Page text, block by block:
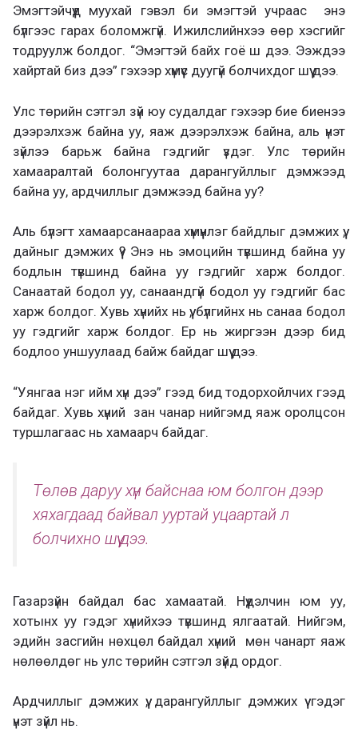
Эмэгтэйчүүд муухай гэвэл би эмэгтэй учраас энэ
бүлгээс гарах боломжгүй. Ижилслийнхээ өөр хэсгийг
тодруулж болдог. “Эмэгтэй байх гоё ш дээ. Ээждээ
хайртай биз дээ” гэхээр хүмүүс дуугүй болчихдог шүү дээ.
Улс төрийн сэтгэл зүй юу судалдаг гэхээр бие биенээ
дээрэлхэж байна уу, яаж дээрэлхэж байна, аль үнэт
зүйлээ барьж байна гэдгийг үздэг. Улс төрийн
хамааралтай болонгуутаа дарангуйллыг дэмжээд
байна уу, ардчиллыг дэмжээд байна уу?
Аль бүлэгт хамаарсанаараа хүмүүнлэг байдлыг дэмжих үү,
дайныг дэмжих үү? Энэ нь эмоцийн түвшинд байна уу
бодлын түвшинд байна уу гэдгийг харж болдог.
Санаатай бодол уу, санаандгүй бодол уу гэдгийг бас
харж болдог. Хувь хүнийх нь үү, бүлгийнх нь санаа бодол
уу гэдгийг харж болдог. Ер нь жиргээн дээр бид
бодлоо уншуулаад байж байдаг шүү дээ.
“Уянгаа нэг ийм хүн дээ” гээд бид тодорхойлчих гээд
байдаг. Хувь хүний зан чанар нийгэмд яаж оролцсон
туршлагаас нь хамаарч байдаг.
Төлөв даруу хүн байснаа юм болгон дээр
хяхагдаад байвал ууртай уцаартай л
болчихно шүү дээ.
Газарзүйн байдал бас хамаатай. Нүүдэлчин юм уу,
хотынх уу гэдэг хүнийхээ түвшинд ялгаатай. Нийгэм,
эдийн засгийн нөхцөл байдал хүний мөн чанарт яаж
нөлөөлдөг нь улс төрийн сэтгэл зүйд ордог.
Ардчиллыг дэмжих үү, дарангуйллыг дэмжих үү гэдэг
үнэт зүйл нь.